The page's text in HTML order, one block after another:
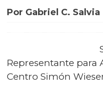
Por Gabriel C. Salvia
Representante para
Centro Simón